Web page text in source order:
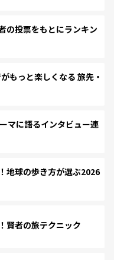
投票をもとにランキン
っと楽しくなる 旅先・
マに語るインタビュー連
地球の歩き方が選ぶ2026
賢者の旅テクニック